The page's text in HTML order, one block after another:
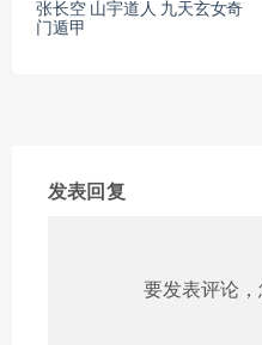
张长空 山宇道人 九天玄女奇
门遁甲
发表回复
要发表评论